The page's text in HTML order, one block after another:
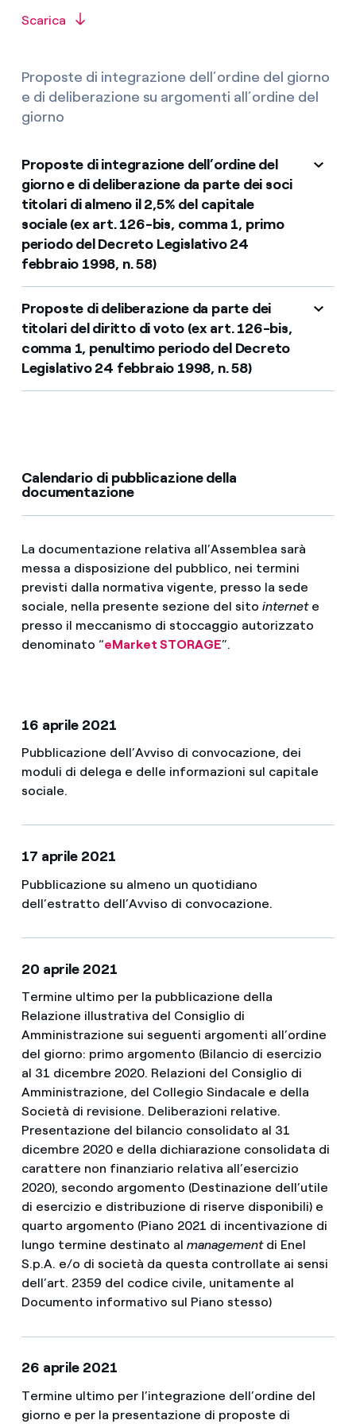
Scarica
Proposte di integrazione dell’ordine del giorno
e di deliberazione su argomenti all’ordine del
giorno
Proposte di integrazione dell’ordine del
giorno e di deliberazione da parte dei soci
titolari di almeno il 2,5% del capitale
sociale (ex art. 126-bis, comma 1, primo
periodo del Decreto Legislativo 24
febbraio 1998, n. 58)
Proposte di deliberazione da parte dei
titolari del diritto di voto (ex art. 126-bis,
comma 1, penultimo periodo del Decreto
Legislativo 24 febbraio 1998, n. 58)
Calendario di pubblicazione della
documentazione
La documentazione relativa all’Assemblea sarà
messa a disposizione del pubblico, nei termini
previsti dalla normativa vigente, presso la sede
sociale, nella presente sezione del sito internete
presso il meccanismo di stoccaggio autorizzato
denominato “eMarket STORAGE”.
16 aprile 2021
Pubblicazione dell’Avviso di convocazione, dei
moduli di delega e delle informazioni sul capitale
sociale.
17 aprile 2021
Pubblicazione su almeno un quotidiano
dell’estratto dell’Avviso di convocazione.
20 aprile 2021
Termine ultimo per la pubblicazione della
Relazione illustrativa del Consiglio di
Amministrazione sui seguenti argomenti all’ordine
del giorno: primo argomento (Bilancio di esercizio
al 31 dicembre 2020. Relazioni del Consiglio di
Amministrazione, del Collegio Sindacale e della
Società di revisione. Deliberazioni relative.
Presentazione del bilancio consolidato al 31
dicembre 2020 e della dichiarazione consolidata di
carattere non finanziario relativa all’esercizio
2020), secondo argomento (Destinazione dell’utile
di esercizio e distribuzione di riserve disponibili) e
quarto argomento (Piano 2021 di incentivazione di
lungo termine destinato al managementdi Enel
S.p.A. e/o di società da questa controllate ai sensi
dell’art. 2359 del codice civile, unitamente al
Documento informativo sul Piano stesso)
26 aprile 2021
Termine ultimo per l’integrazione dell’ordine del
giorno e per la presentazione di proposte di